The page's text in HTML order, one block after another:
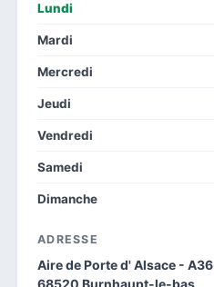
Lundi
Mardi
Mercredi
Jeudi
Vendredi
Samedi
Dimanche
ADRESSE
Aire de Porte d' Alsace - A36
68520 Burnhaupt-le-bas